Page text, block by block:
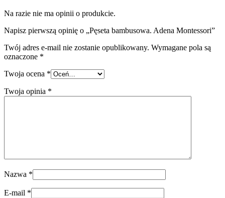
Na razie nie ma opinii o produkcie.
Napisz pierwszą opinię o „Pęseta bambusowa. Adena Montessori”
Twój adres e-mail nie zostanie opublikowany. Wymagane pola są
oznaczone *
Twoja ocena *
Twoja opinia *
Nazwa *
E-mail *